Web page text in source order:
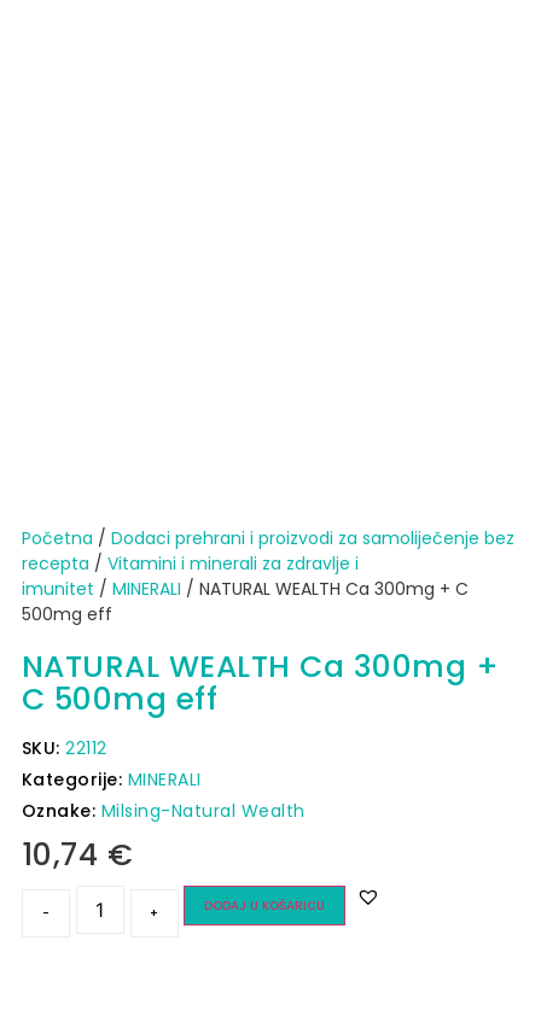
Početna / Dodaci prehrani i proizvodi za samoliječenje bez
recepta / Vitamini i minerali za zdravlje i
imunitet / MINERALI / NATURAL WEALTH Ca 300mg + C
500mg eff
NATURAL WEALTH Ca 300mg +
C 500mg eff
SKU:22112
Kategorije: MINERALI
Oznake: Milsing-Natural Wealth
10,74 €
- + DODAJ U KOŠARICU